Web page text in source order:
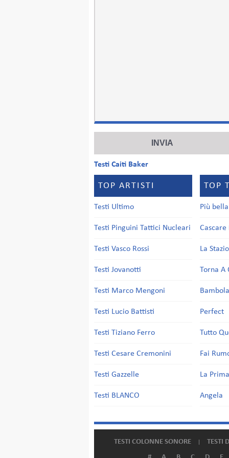
Testi Caiti Baker
TOP ARTISTI
Testi Ultimo
Testi Pinguini Tattici Nucleari
Testi Vasco Rossi
Testi Jovanotti
Testi Marco Mengoni
Testi Lucio Battisti
Testi Tiziano Ferro
Testi Cesare Cremonini
Testi Gazzelle
Testi BLANCO
TOP
Più
Cascare
La
Torna A
Bambola
Perfect
Tutto
Fai
La
Angela
TESTI COLONNE SONORE TESTI